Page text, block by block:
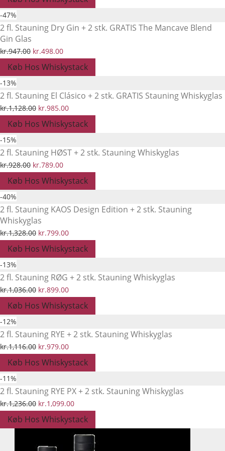
pris
var:
pris
er:
-47%
2 fl. Stauning Dry Gin + 2 stk. GRATIS The Mancave Blend
Gin Glas
kr.947.00 Den
oprindelige
pris
var:
kr.947.00.
kr.498.00Den
aktuelle
pris
er:
kr.498.00.
Køb Hos Whiskystack
-13%
2 fl. Stauning El Clásico + 2 stk. GRATIS Stauning Whiskyglas
kr.1,128.00 Den
oprindelige
pris
var:
kr.1,128.00.
kr.985.00Den
aktuelle
pris
er:
Køb Hos Whiskystack
-15%
2 fl. Stauning HØST + 2 stk. Stauning Whiskyglas
kr.928.00 Den
oprindelige
pris
var:
kr.928.00.
kr.789.00Den
aktuelle
pris
er:
Køb Hos Whiskystack
-40%
2 fl. Stauning KAOS Design Edition + 2 stk. Stauning
Whiskyglas
kr.1,328.00 Den
oprindelige
pris
var:
kr.1,328.00.
kr.799.00Den
aktuelle
pris
er:
kr.799.00.
Køb Hos Whiskystack
-13%
2 fl. Stauning RØG + 2 stk. Stauning Whiskyglas
kr.1,036.00 Den
oprindelige
pris
var:
kr.1,036.00.
kr.899.00Den
aktuelle
pris
er:
kr.899.00.
Køb Hos Whiskystack
-12%
2 fl. Stauning RYE + 2 stk. Stauning Whiskyglas
kr.1,116.00 Den
oprindelige
pris
var:
kr.1,116.00.
kr.979.00Den
aktuelle
pris
er:
kr.979.00.
Køb Hos Whiskystack
-11%
2 fl. Stauning RYE PX + 2 stk. Stauning Whiskyglas
kr.1,236.00 Den
oprindelige
pris
var:
kr.1,099.00Den
aktuelle
pris
er:
Køb Hos Whiskystack